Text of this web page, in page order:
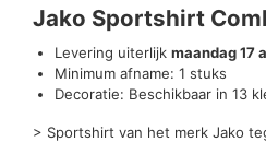
Jako Sportshirt
Levering uiterlijk maandag 17
Minimum afname: 1 stuks
Decoratie: Beschikbaar in 13
> Sportshirt van het merk Jako